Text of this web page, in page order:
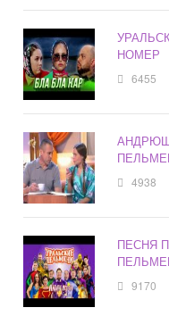
НОМЕР
6455
4938
ПЕСНЯ
9170